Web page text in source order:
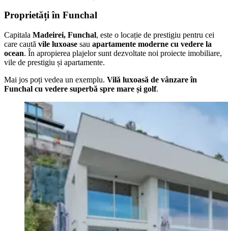
Proprietăți în Funchal
Capitala Madeirei, Funchal, este o locație de prestigiu pentru cei
care caută vile luxoase sau apartamente moderne cu vedere la
ocean. În apropierea plajelor sunt dezvoltate noi proiecte imobiliare,
vile de prestigiu și apartamente.
Mai jos poți vedea un exemplu. Vilă luxoasă de vânzare în
Funchal cu vedere superbă spre mare și golf.